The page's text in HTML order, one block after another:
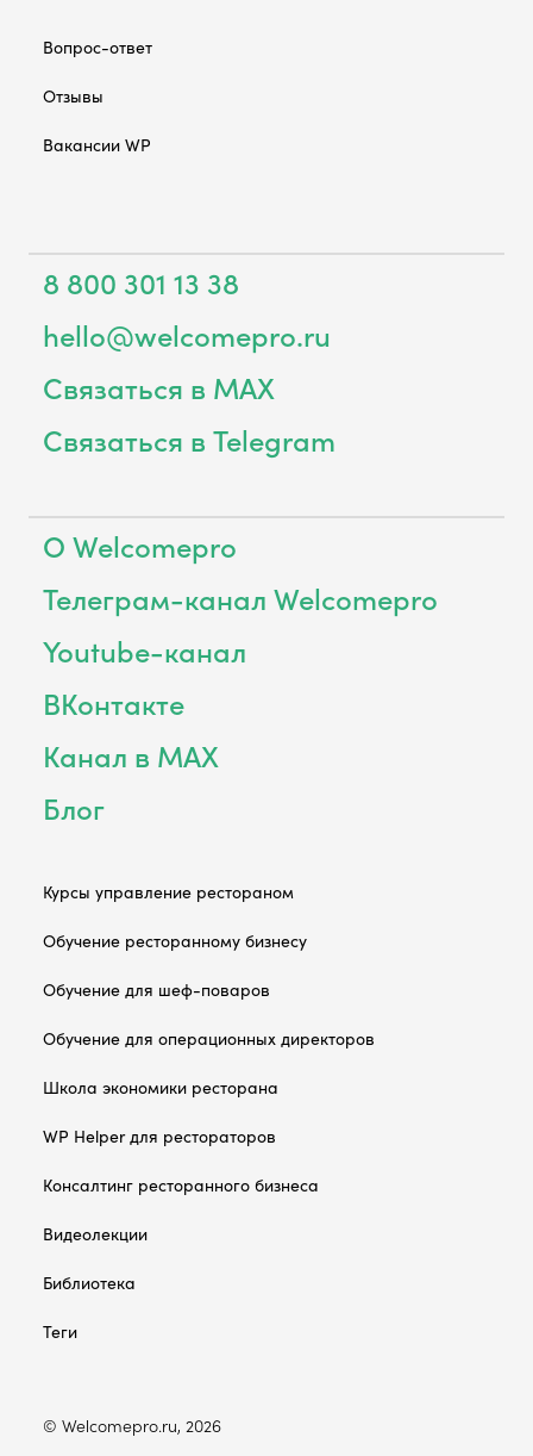
Вопрос-ответ
Отзывы
Вакансии WP
8 800 301 13 38
hello@welcomepro.ru
Связаться в MAX
Связаться в Telegram
О Welcomepro
Телеграм-канал Welcomepro
Youtube-канал
ВКонтакте
Канал в MAX
Блог
Курсы управление рестораном
Обучение ресторанному бизнесу
Обучение для шеф-поваров
Обучение для операционных директоров
Школа экономики ресторана
WP Helper для рестораторов
Консалтинг ресторанного бизнеса
Видеолекции
Библиотека
Теги
© Welcomepro.ru, 2026